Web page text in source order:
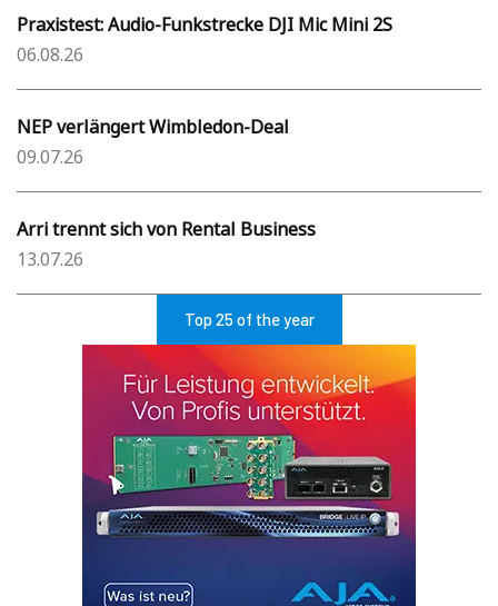
Praxistest: Audio-Funkstrecke DJI Mic Mini 2S
06.08.26
NEP verlängert Wimbledon-Deal
09.07.26
Arri trennt sich von Rental Business
13.07.26
Top 25 of the year